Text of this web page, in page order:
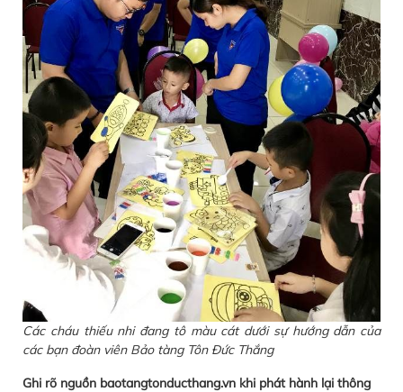
Các cháu thiếu nhi đang tô màu cát dưới sự hướng dẫn của
các bạn đoàn viên Bảo tàng Tôn Đức Thắng
Ghi rõ nguồn baotangtonducthang.vn khi phát hành lại thông